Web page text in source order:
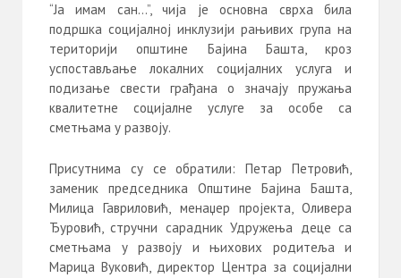
“Ја имам сан…”, чија је основна сврха била
подршка социјалној инклузији рањивих група на
територији општине Бајина Башта, кроз
успостављање локалних социјалних услуга и
подизање свести грађана о значају пружања
квалитетне социјалне услуге за особе са
сметњама у развоју.
Присутнима су се обратили: Петар Петровић,
заменик председника Општине Бајина Башта,
Милица Гавриловић, менаџер пројекта, Оливера
Ђуровић, стручни сарадник Удружења деце са
сметњама у развоју и њихових родитеља и
Марица Вуковић, директор Центра за социјални